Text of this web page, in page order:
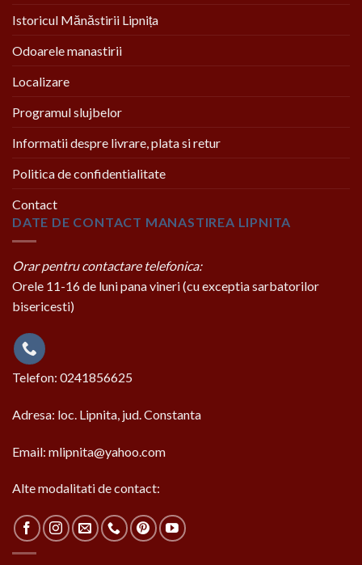
Istoricul Mănăstirii Lipnița
Odoarele manastirii
Localizare
Programul slujbelor
Informatii despre livrare, plata si retur
Politica de confidentialitate
Contact
DATE DE CONTACT MANASTIREA LIPNITA
Orar pentru contactare telefonica:
Orele 11-16 de luni pana vineri (cu exceptia sarbatorilor
bisericesti)
Telefon: 0241856625
Adresa: loc. Lipnita, jud. Constanta
Email: mlipnita@yahoo.com
Alte modalitati de contact: